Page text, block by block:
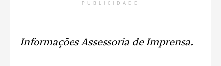
PUBLICIDADE
Informações Assessoria de Imprensa.